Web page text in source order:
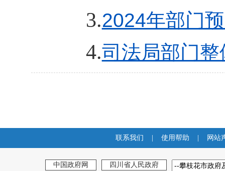
3.2024年部门
4.司法局部门
联系我们 使用帮助 网站
中国政府网 四川省人民政府